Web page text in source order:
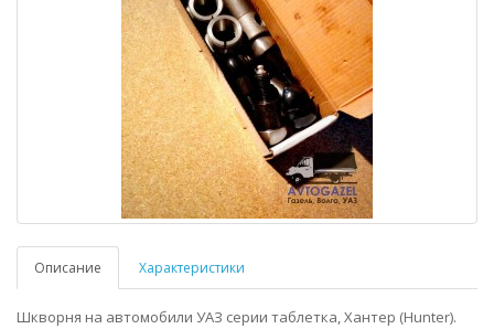
Описание Характеристики
Шкворня на автомобили УАЗ серии таблетка, Хантер (Hunter).